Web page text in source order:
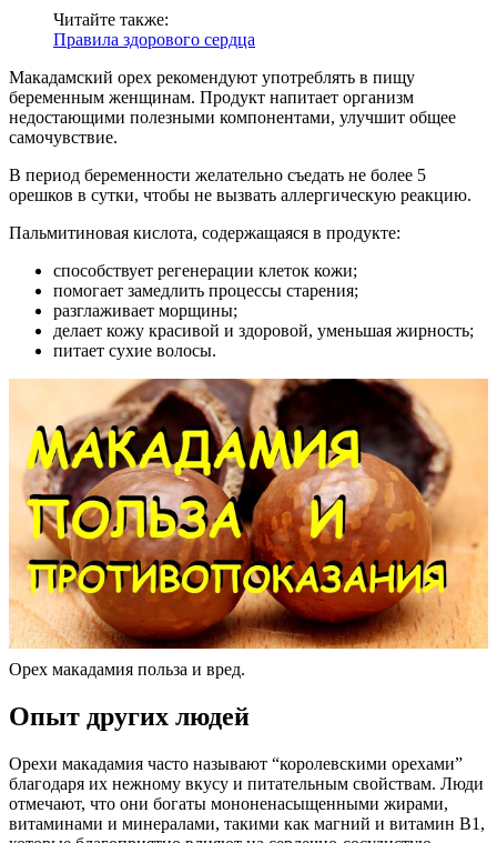
Читайте также:
Правила здорового сердца
Макадамский орех рекомендуют употреблять в пищу
беременным женщинам. Продукт напитает организм
недостающими полезными компонентами, улучшит общее
самочувствие.
В период беременности желательно съедать не более 5
орешков в сутки, чтобы не вызвать аллергическую реакцию.
Пальмитиновая кислота, содержащаяся в продукте:
способствует регенерации клеток кожи;
помогает замедлить процессы старения;
разглаживает морщины;
делает кожу красивой и здоровой, уменьшая жирность;
питает сухие волосы.
Орех макадамия польза и вред.
Опыт других людей
Орехи макадамия часто называют “королевскими орехами”
благодаря их нежному вкусу и питательным свойствам. Люди
отмечают, что они богаты мононенасыщенными жирами,
витаминами и минералами, такими как магний и витамин В1,